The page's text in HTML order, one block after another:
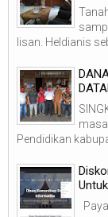
lisan. Heldianis
Pendidikan